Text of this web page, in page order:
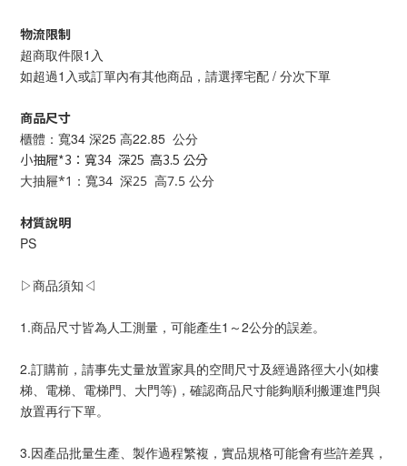
物流限制
超商取件限1入
如超過1入或訂單內有其他商品，請選擇宅配 / 分次下單
商品尺寸
櫃體：寬34 深25 高22.85 公分
小抽屜*3：寬34 深25 高3.5 公分
大抽屜*1 ：寬34 深25 高7.5 公分
材質說明
PS
▷商品須知◁
1.商品尺寸皆為人工測量，可能產生1～2公分的誤差。
2.訂購前，請事先丈量放置家具的空間尺寸及經過路徑大小(如樓
梯、電梯、電梯門、大門等)，確認商品尺寸能夠順利搬運進門與
放置再行下單。
3.因產品批量生產、製作過程繁複，實品規格可能會有些許差異，